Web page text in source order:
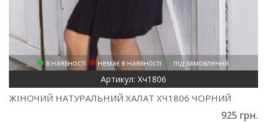
в наявності немає в наявності під замовлення
Артикул: Хч1806
ЖІНОЧИЙ НАТУРАЛЬНИЙ ХАЛАТ ХЧ1806 ЧОРНИЙ
925 грн.